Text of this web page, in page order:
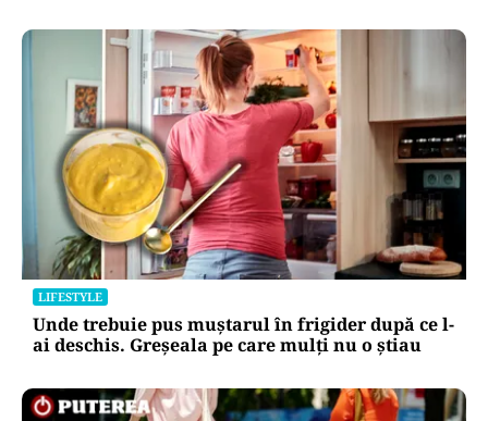
LIFESTYLE
Unde trebuie pus muștarul în frigider după ce l-
ai deschis. Greșeala pe care mulți nu o știau